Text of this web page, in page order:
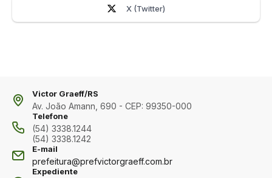
X (Twitter)
Victor Graeff/RS
Av. João Amann, 690 - CEP: 99350-000
Telefone
(54) 3338.1244
(54) 3338.1242
E-mail
prefeitura@prefvictorgraeff.com.br
Expediente